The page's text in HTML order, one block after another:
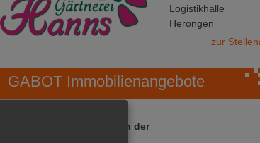
Logistikhalle
Herongen
zur
GABOT Immobilienangebote
1A-Lage, ihre Chance in der